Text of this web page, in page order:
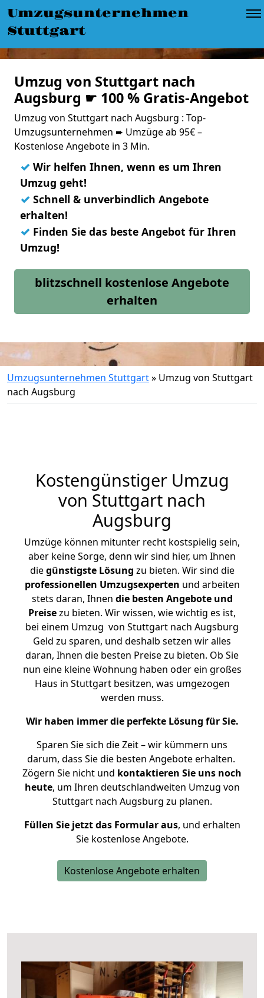
Umzugsunternehmen
Stuttgart
Umzug von Stuttgart nach
Augsburg ☛ 100 % Gratis-Angebot
Umzug von Stuttgart nach Augsburg : Top-
Umzugsunternehmen ➨ Umzüge ab 95€ –
Kostenlose Angebote in 3 Min.
✓ Wir helfen Ihnen, wenn es um Ihren
Umzug geht!
✓ Schnell & unverbindlich Angebote
erhalten!
✓ Finden Sie das beste Angebot für Ihren
Umzug!
blitzschnell kostenlose Angebote
erhalten
Umzugsunternehmen Stuttgart» Umzug von Stuttgart
nach Augsburg
Kostengünstiger Umzug
von Stuttgart nach
Augsburg
Umzüge können mitunter recht kostspielig sein,
aber keine Sorge, denn wir sind hier, um Ihnen
diegünstigste Lösung zu bieten. Wir sind die
professionellen Umzugsexperten und arbeiten
stets daran, Ihnen die besten Angebote und
Preisezu bieten. Wir wissen, wie wichtig es ist,
bei einem Umzug von Stuttgart nach Augsburg
Geld zu sparen, und deshalb setzen wir alles
daran, Ihnen die besten Preise zu bieten. Ob Sie
nun eine kleine Wohnung haben oder ein großes
Haus in Stuttgart besitzen, was umgezogen
werden muss.
Wir haben immer die perfekte Lösung für Sie.
Sparen Sie sich die Zeit – wir kümmern uns
darum, dass Sie die besten Angebote erhalten.
Zögern Sie nicht und kontaktieren Sie uns noch
heute, um Ihren deutschlandweiten Umzug von
Stuttgart nach Augsburg zu planen.
Füllen Sie jetzt das Formular aus, und erhalten
Sie kostenlose Angebote.
Kostenlose Angebote erhalten